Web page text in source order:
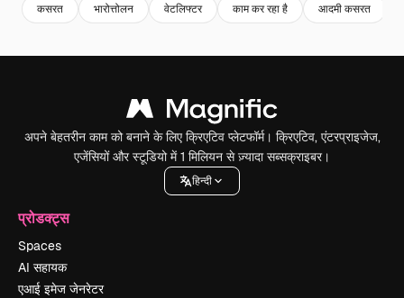
कसरत भारोत्तोलन वेटलिफ्टर काम कर रहा है आदमी कसरत
अपने बेहतरीन काम को बनाने के लिए क्रिएटिव प्लेटफॉर्म। क्रिएटिव, एंटरप्राइजेज,
एजेंसियों और स्टूडियो में 1 मिलियन से ज़्यादा सब्सक्राइबर।
हिन्दी
प्रोडक्ट्स
Spaces
AI सहायक
एआई इमेज जेनरेटर